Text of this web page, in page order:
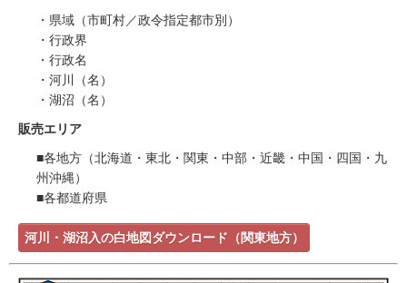
・県域（市町村／政令指定都市別）
・行政界
・行政名
・河川（名）
・湖沼（名）
販売エリア
■各地方（北海道・東北・関東・中部・近畿・中国・四国・九
州沖縄）
■各都道府県
河川・湖沼入の白地図ダウンロード（関東地方）